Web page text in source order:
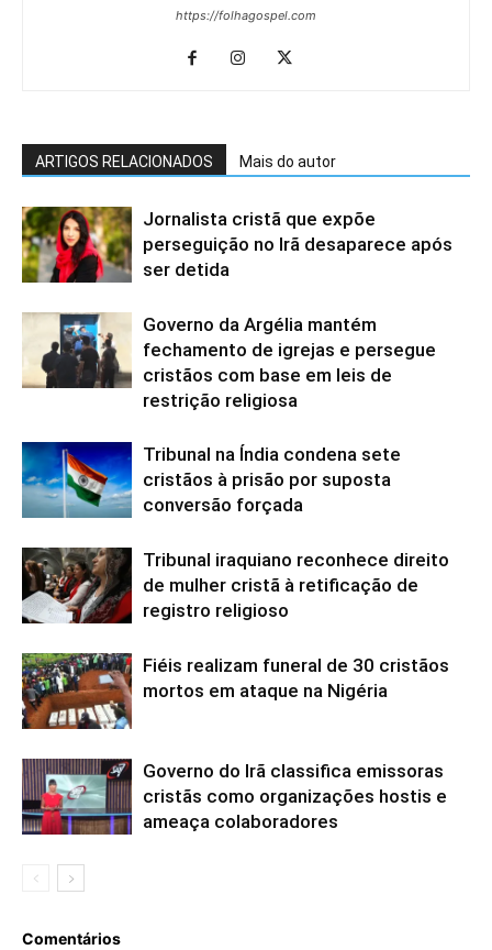
https://folhagospel.com
ARTIGOS RELACIONADOS Mais do autor
Jornalista cristã que expõe
perseguição no Irã desaparece após
ser detida
Governo da Argélia mantém
fechamento de igrejas e persegue
cristãos com base em leis de
restrição religiosa
Tribunal na Índia condena sete
cristãos à prisão por suposta
conversão forçada
Tribunal iraquiano reconhece direito
de mulher cristã à retificação de
registro religioso
Fiéis realizam funeral de 30 cristãos
mortos em ataque na Nigéria
Governo do Irã classifica emissoras
cristãs como organizações hostis e
ameaça colaboradores
Comentários